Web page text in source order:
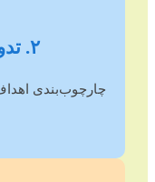
۲. تدوین پروپوزال قوی
چارچوب‌بندی